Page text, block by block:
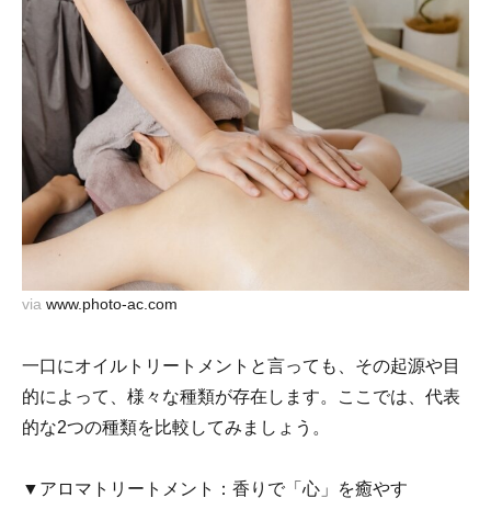
via www.photo-ac.com
一口にオイルトリートメントと言っても、その起源や目
的によって、様々な種類が存在します。ここでは、代表
的な2つの種類を比較してみましょう。
▼アロマトリートメント：香りで「心」を癒やす